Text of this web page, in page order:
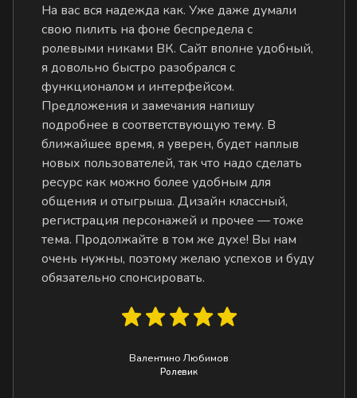
На вас вся надежда как. Уже даже думали
свою пилить на фоне беспредела с
ролевыми никами ВК. Сайт вполне удобный,
я довольно быстро разобрался с
функционалом и интерфейсом.
Предложения и замечания напишу
подробнее в соответствующую тему. В
ближайшее время, я уверен, будет наплыв
новых пользователей, так что надо сделать
ресурс как можно более удобным для
общения и отыгрыша. Дизайн классный,
регистрация персонажей и прочее — тоже
тема. Продолжайте в том же духе! Вы нам
очень нужны, поэтому желаю успехов и буду
обязательно спонсировать.
Валентино Любимов
Ролевик